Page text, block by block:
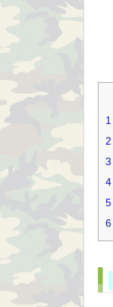
1
2
3
4
5
6